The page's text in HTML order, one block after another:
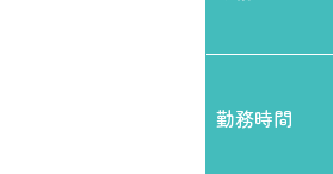
勤務時間